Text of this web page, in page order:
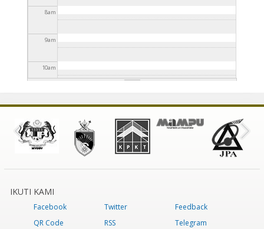
8am
9am
10am
12pm
3pm
IKUTI KAMI
Facebook Twitter
Feedback
QR Code
RSS
Telegram